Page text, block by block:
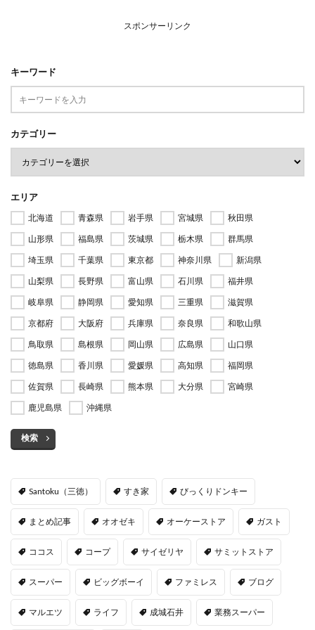
スポンサーリンク
キーワード
カテゴリー
エリア
北海道 青森県 岩手県 宮城県
秋田県
山形県
福島県 茨城県 栃木県
群馬県
埼玉県
千葉県 東京都 神奈川県
新潟県
山梨県
長野県 富山県 石川県
福井県
岐阜県
静岡県 愛知県 三重県
滋賀県
京都府
大阪府 兵庫県 奈良県
和歌山県
鳥取県
島根県 岡山県 広島県
山口県
徳島県
香川県 愛媛県 高知県
福岡県
佐賀県
長崎県 熊本県 大分県
宮崎県
鹿児島県
沖縄県
検索
Santoku（三徳） すき家 びっくりドンキー
まとめ記事 オオゼキ オーケーストア ガスト
ココス コープ サイゼリヤ サミットストア
スーパー ビッグボーイ ファミレス ブログ
マルエツ ライフ 成城石井 業務スーパー